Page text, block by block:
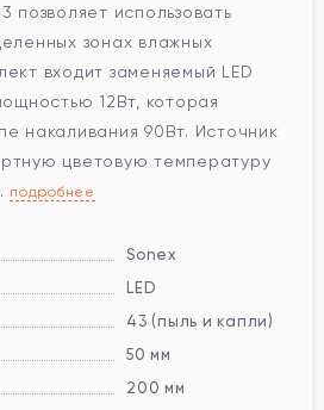
позволяет использовать
зонах влажных
входит заменяемый LED
12Вт, которая
накаливания 90Вт. Источник
цветовую температуру
подробнее
Sonex
LED
43 (пыль и капли)
50 мм
200 мм